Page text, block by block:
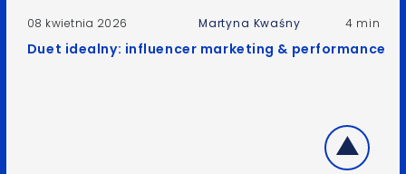
08 kwietnia 2026 Martyna Kwaśny 4 min
Duet idealny: influencer marketing & performance